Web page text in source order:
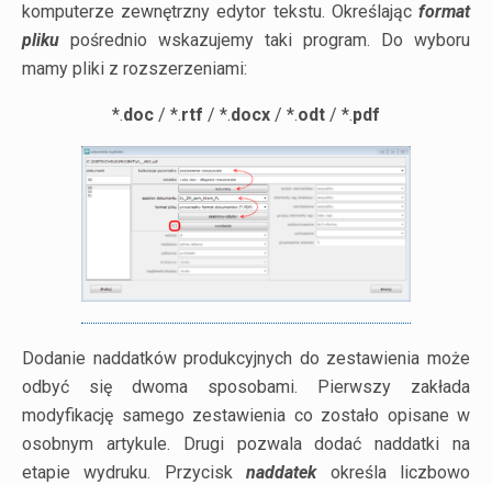
komputerze zewnętrzny edytor tekstu. Określając format
pliku pośrednio wskazujemy taki program. Do wyboru
mamy pliki z rozszerzeniami:
*.doc / *.rtf / *.docx / *.odt / *.pdf
Dodanie naddatków produkcyjnych do zestawienia może
odbyć się dwoma sposobami. Pierwszy zakłada
modyfikację samego zestawienia co zostało opisane w
osobnym artykule. Drugi pozwala dodać naddatki na
etapie wydruku. Przycisknaddatekokreśla liczbowo